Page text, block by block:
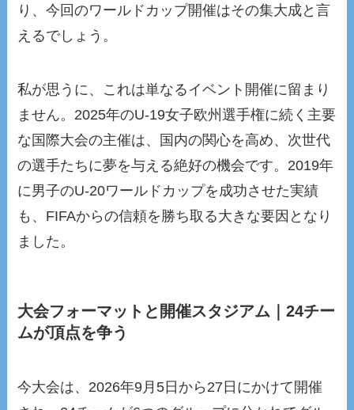
り、今回のワールドカップ開催はその集大成と言
えるでしょう。
私が思うに、これは単なるイベント開催に留まり
ません。2025年のU-19女子欧州選手権に続く主要
な国際大会の主催は、国内の関心を高め、次世代
の選手たちに夢を与える絶好の機会です。2019年
に男子のU-20ワールドカップを成功させた実績
も、FIFAからの信頼を勝ち取る大きな要因となり
ました。
大会フォーマットと開催スタジアム｜24チー
ムが頂点を争う
今大会は、2026年9月5日から27日にかけて開催